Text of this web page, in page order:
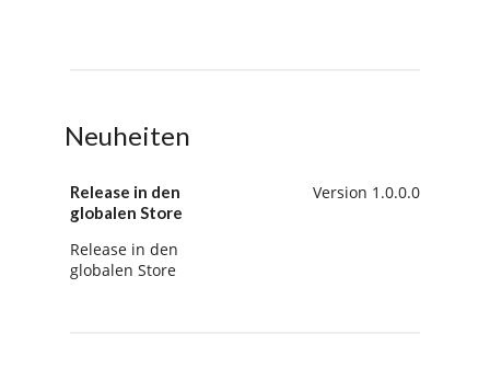
Neuheiten
Release in den
globalen Store
Release in den
globalen Store
Version 1.0.0.0